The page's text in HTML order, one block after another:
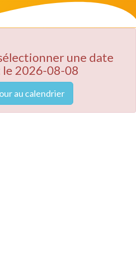
une date
le 2026-08-08
au calendrier